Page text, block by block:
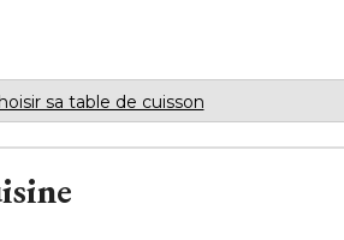
sa table de cuisson